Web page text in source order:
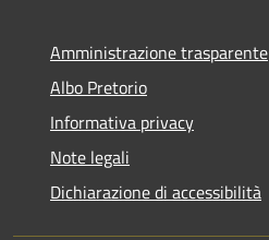
Amministrazione trasparente
Albo Pretorio
Informativa privacy
Note legali
Dichiarazione di accessibilità